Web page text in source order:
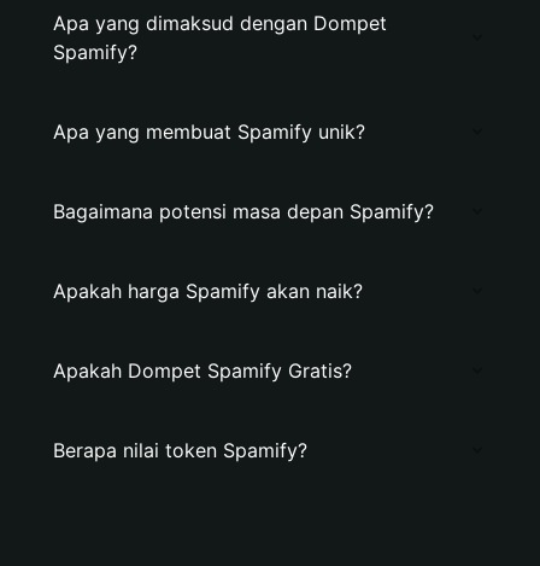
Apa yang dimaksud dengan Dompet
Spamify?
Apa yang membuat Spamify unik?
Bagaimana potensi masa depan Spamify?
Apakah harga Spamify akan naik?
Apakah Dompet Spamify Gratis?
Berapa nilai token Spamify?